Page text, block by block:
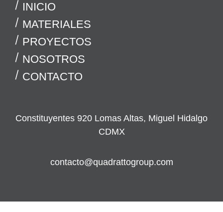
INICIO
MATERIALES
PROYECTOS
NOSOTROS
CONTACTO
Constituyentes 920 Lomas Altas, Miguel Hidalgo
CDMX
contacto@quadrattogroup.com